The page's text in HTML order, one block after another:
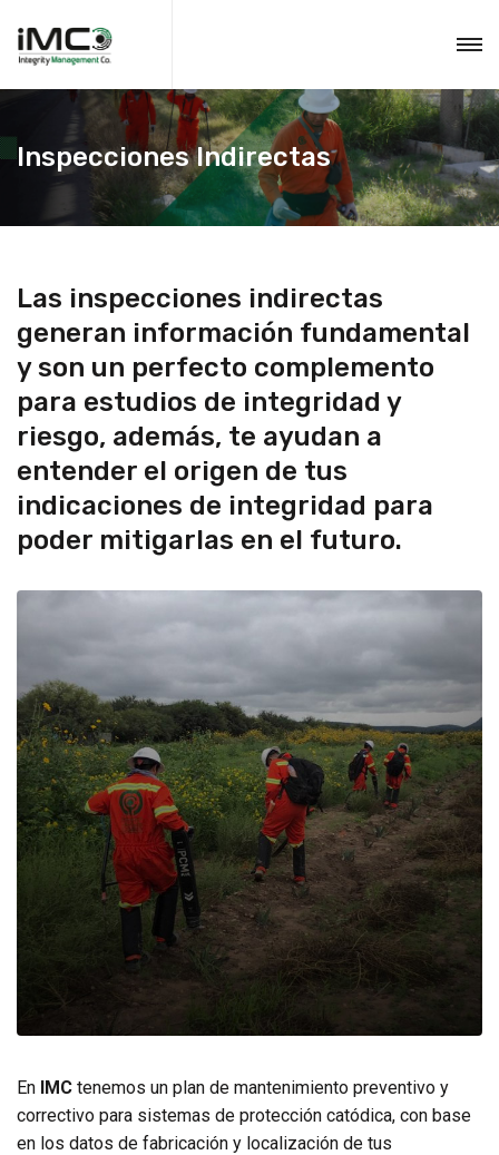
Inspecciones Indirectas
Las inspecciones indirectas
generan información fundamental
y son un perfecto complemento
para estudios de integridad y
riesgo, además, te ayudan a
entender el origen de tus
indicaciones de integridad para
poder mitigarlas en el futuro.
En IMC tenemos un plan de mantenimiento preventivo y
correctivo para sistemas de protección catódica, con base
en los datos de fabricación y localización de tus